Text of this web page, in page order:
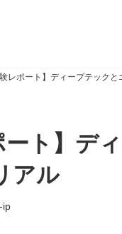
験レポート】ディープテック
ート】デ
アル
ip